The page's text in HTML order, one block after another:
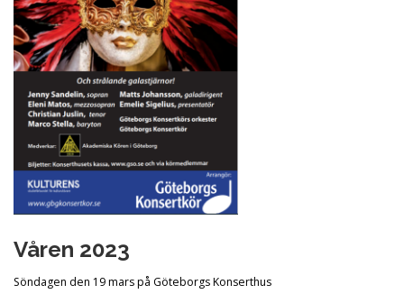
Våren 2023
Söndagen den 19 mars på Göteborgs Konserthus